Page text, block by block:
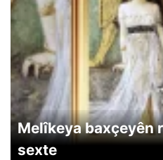
Melîkeya baxçeyên
sexte